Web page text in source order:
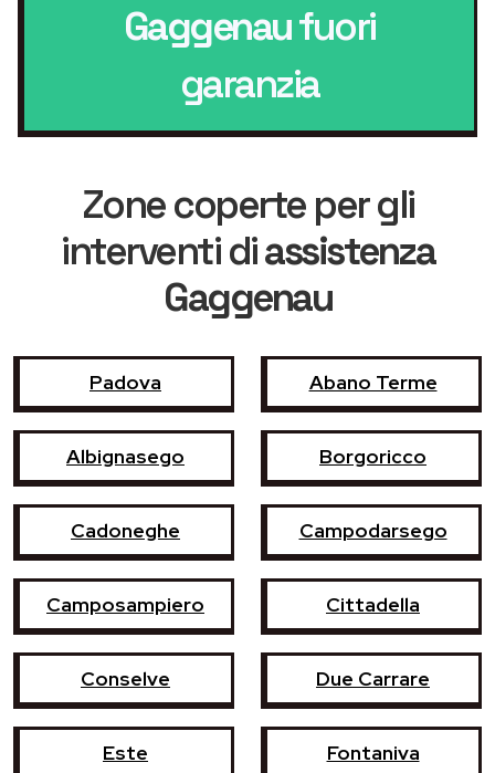
Gaggenaufuori
garanzia
Zone coperte per gli
interventi diassistenza
Gaggenau
Padova Abano Terme
Albignasego Borgoricco
Cadoneghe Campodarsego
Camposampiero Cittadella
Conselve Due Carrare
Este Fontaniva